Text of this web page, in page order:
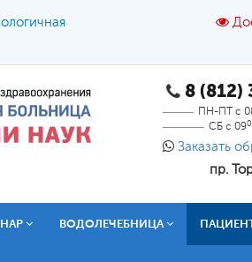
A A A
Кириллица Брайль Звук
8 (812)
ПН-ПТ с
СБ с 09
Заказать
пр.
ВОДОЛЕЧЕБНИЦА